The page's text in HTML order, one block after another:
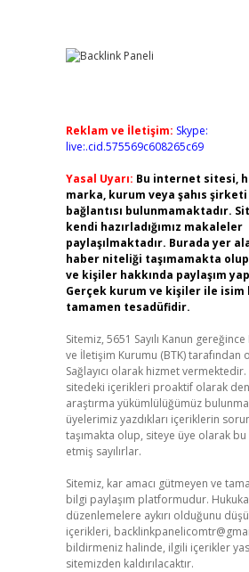
Reklam ve İletişim: Skype:
live:.cid.575569c608265c69
Yasal Uyarı: Bu internet sitesi,
marka, kurum veya şahıs
bağlantısı bulunmamaktadır.
kendi hazırladığımız makaleler
paylaşılmaktadır. Burada yer
haber niteliği taşımamakta
ve kişiler hakkında paylaşım
Gerçek kurum ve kişiler ile
tamamen tesadüfidir.
Sitemiz, 5651 Sayılı Kanun
ve İletişim Kurumu (BTK) tarafından
Sağlayıcı olarak hizmet
sitedeki içerikleri proaktif olarak
araştırma yükümlülüğümüz
üyelerimiz yazdıkları içeriklerin
taşımakta olup, siteye üye olarak
etmiş sayılırlar.
Sitemiz, kar amacı gütmeyen ve
bilgi paylaşım platformudur.
düzenlemelere aykırı olduğunu
içerikleri,
bildirmeniz halinde, ilgili içerikler
sitemizden kaldırılacaktır.